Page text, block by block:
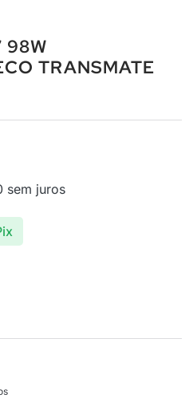
98W
TRANSMATE
sem juros